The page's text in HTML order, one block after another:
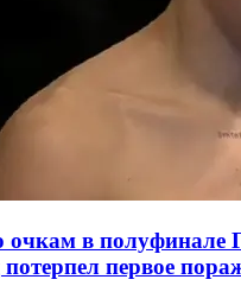
очкам в полуфинале
первое